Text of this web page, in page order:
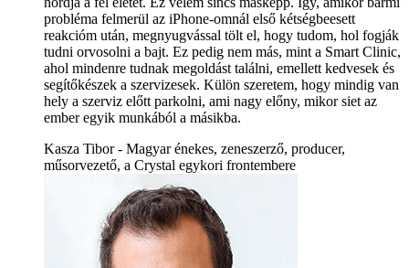
probléma felmerül az iPhone-omnál első kétségbeesett
reakcióm után, megnyugvással tölt el, hogy tudom, hol fogják
tudni orvosolni a bajt. Ez pedig nem más, mint a Smart Clinic,
ahol mindenre tudnak megoldást találni, emellett kedvesek és
segítőkészek a szervizesek. Külön szeretem, hogy mindig van
hely a szerviz előtt parkolni, ami nagy előny, mikor siet az
ember egyik munkából a másikba.
Kasza Tibor - Magyar énekes, zeneszerző, producer,
műsorvezető, a Crystal egykori frontembere